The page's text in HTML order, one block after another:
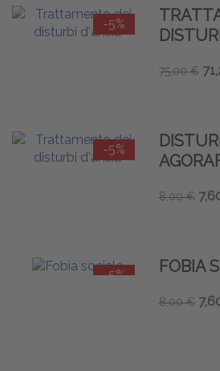
-5%
75,00 €
-5%
8,00 €
-5% FOBIA
8,00 €